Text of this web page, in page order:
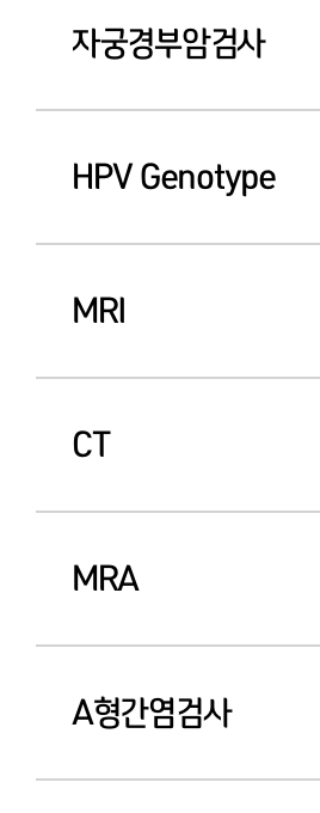
자궁경부암검사
HPV Genotype
MRI
CT
MRA
A형간염검사